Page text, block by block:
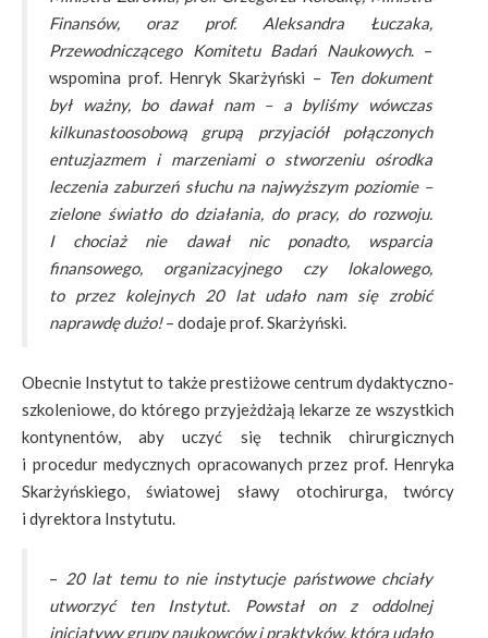
Finansów, oraz prof. Aleksandra Łuczaka,
Przewodniczącego Komitetu Badań Naukowych. –
wspomina prof. Henryk Skarżyński – Ten dokument
był ważny, bo dawał nam – a byliśmy wówczas
kilkunastoosobową grupą przyjaciół połączonych
entuzjazmem i marzeniami o stworzeniu ośrodka
leczenia zaburzeń słuchu na najwyższym poziomie –
zielone światło do działania, do pracy, do rozwoju.
I chociaż nie dawał nic ponadto, wsparcia
finansowego, organizacyjnego czy lokalowego,
to przez kolejnych 20 lat udało nam się zrobić
naprawdę dużo!– dodaje prof. Skarżyński.
Obecnie Instytut to także prestiżowe centrum dydaktyczno-
szkoleniowe, do którego przyjeżdżają lekarze ze wszystkich
kontynentów, aby uczyć się technik chirurgicznych
i procedur medycznych opracowanych przez prof. Henryka
Skarżyńskiego, światowej sławy otochirurga, twórcy
i dyrektora Instytutu.
– 20 lat temu to nie instytucje państwowe chciały
utworzyć ten Instytut. Powstał on z oddolnej
inicjatywy grupy naukowców i praktyków, którą udało